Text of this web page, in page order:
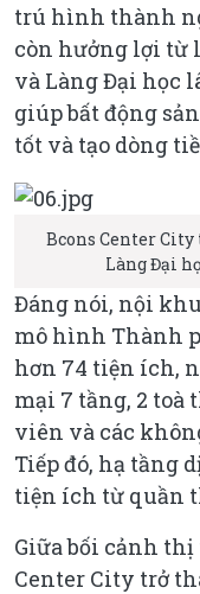
trú hình thành
còn hưởng lợi từ
và Làng Đại học
giúp bất động
tốt và tạo dòng
Bcons Center
Làng Đại
Đáng nói, nội
mô hình Thành
hơn 74 tiện ích,
mại 7 tầng, 2 toà
viên và các
Tiếp đó, hạ tầng
tiện ích từ quần
Giữa bối cảnh
Center City trở